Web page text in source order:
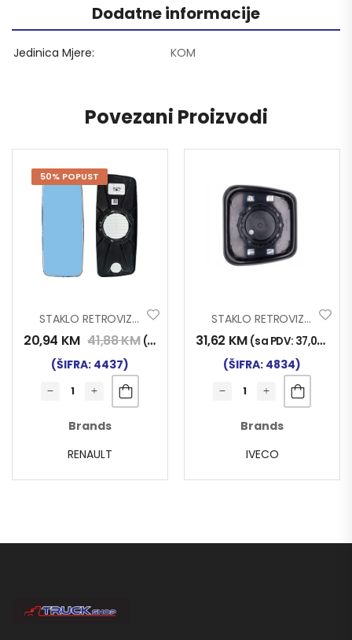
Dodatne informacije
Jedinica Mjere KOM
Povezani Proizvodi
50% POPUST
STAKLO RETROVIZORA RENAULT MAGNUM
20,94 KM 41,88KM (sa PDV: 24,50KM)
(ŠIFRA: 4437)
Brands
RENAULT
STAKLO RETROVIZORA IVECO STRALIS MALO
31,62 KM (sa PDV: 37,00
(ŠIFRA: 4834)
Brands
IVECO